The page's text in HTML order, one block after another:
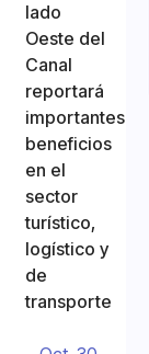
lado
Oeste del
Canal
reportará
importantes
beneficios
en el
sector
turístico,
logístico y
de
transporte